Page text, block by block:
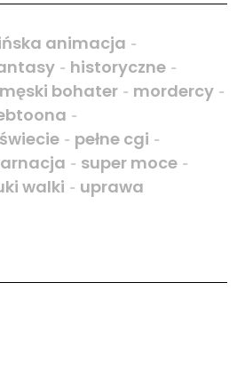
animacja -
- historyczne -
męski bohater - mordercy -
-
- pełne cgi -
- super moce -
walki - uprawa